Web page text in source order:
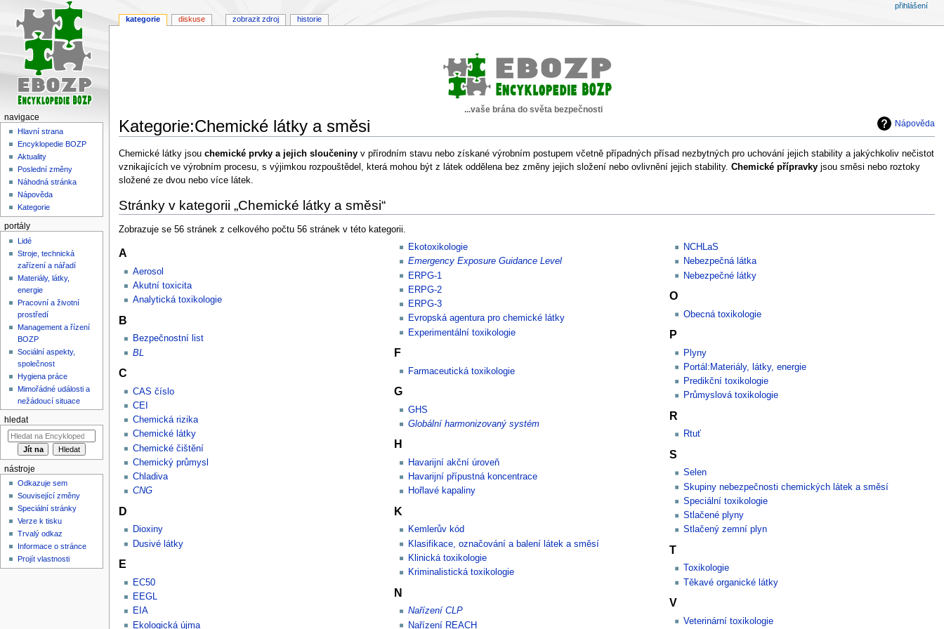
...vaše brána do světa bezpečnosti
Nápověda
Kategorie:Chemické látky a směsi
Skočit
na
navigaci
Skočit
na
vyhledávání
Chemické látky jsou chemické prvky a jejich sloučeninyv přírodním stavu nebo získané výrobním postupem včetně případných přísad nezbytných pro uchování jejich stability a jakýchkoliv nečistot
vznikajících ve výrobním procesu, s výjimkou rozpouštědel, která mohou být z látek oddělena bez změny jejich složení nebo ovlivnění jejich stability. Chemické přípravkyjsou směsi nebo roztoky
složené ze dvou nebo více látek.
Stránky v kategorii „Chemické látky a směsi“
Zobrazuje se 56 stránek z celkového počtu 56 stránek v této kategorii.
A
Aerosol
Akutní toxicita
Analytická toxikologie
B
Bezpečnostní list
BL
C
CAS číslo
CEI
Chemická rizika
Chemické látky
Chemické čištění
Chemický průmysl
Chladiva
CNG
D
Dioxiny
Dusivé látky
E
EC50
EEGL
EIA
Ekologická újma
Ekotoxikologie
Emergency Exposure Guidance Level
ERPG-1
ERPG-2
ERPG-3
Evropská agentura pro chemické látky
Experimentální toxikologie
F
Farmaceutická toxikologie
G
GHS
Globální harmonizovaný systém
H
Havarijní akční úroveň
Havarijní přípustná koncentrace
Hořlavé kapaliny
K
Kemlerův kód
Klasifikace, označování a balení látek a směsí
Klinická toxikologie
Kriminalistická toxikologie
N
Nařízení CLP
Nařízení REACH
NCHLaS
Nebezpečná látka
Nebezpečné látky
O
Obecná toxikologie
P
Plyny
Portál:Materiály, látky, energie
Predikční toxikologie
Průmyslová toxikologie
R
Rtuť
S
Selen
Skupiny nebezpečnosti chemických látek a směsí
Speciální toxikologie
Stlačené plyny
Stlačený zemní plyn
T
Toxikologie
Těkavé organické látky
V
Veterinární toxikologie
kategorie diskuse zobrazit zdroj historie
přihlášení
navigace
Hlavní strana
Encyklopedie BOZP
Aktuality
Poslední změny
Náhodná stránka
Nápověda
Kategorie
portály
Lidé
Stroje, technická
zařízení a nářadí
Materiály, látky,
energie
Pracovní a životní
prostředí
Management a řízení
BOZP
Sociální aspekty,
společnost
Hygiena práce
Mimořádné události a
nežádoucí situace
hledat
nástroje
Odkazuje sem
Související změny
Speciální stránky
Verze k tisku
Trvalý odkaz
Informace o stránce
Projít vlastnosti